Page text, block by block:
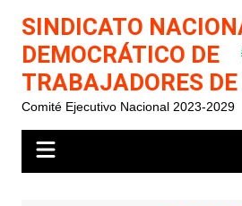
contenido
SINDICATO
DEMOCRÁTICO DE
TRABAJADORES
Comité Ejecutivo Nacional 2023-2029